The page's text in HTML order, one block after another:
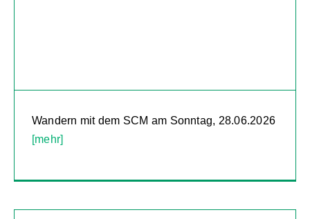
Wandern mit dem SCM am Sonntag, 28.06.2026
[mehr]